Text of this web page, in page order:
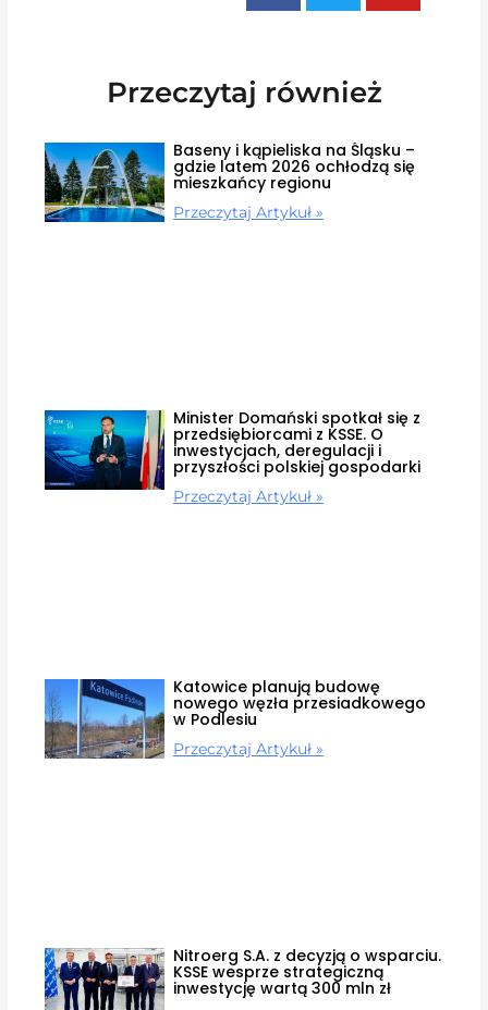
Przeczytaj również
Baseny i kąpieliska na Śląsku –
gdzie latem 2026 ochłodzą się
mieszkańcy regionu
Przeczytaj Artykuł »
Minister Domański spotkał się z
przedsiębiorcami z KSSE. O
inwestycjach, deregulacji i
przyszłości polskiej gospodarki
Przeczytaj Artykuł »
Katowice planują budowę
nowego węzła przesiadkowego
w Podlesiu
Przeczytaj Artykuł »
Nitroerg S.A. z decyzją o wsparciu.
KSSE wesprze strategiczną
inwestycję wartą 300 mln zł